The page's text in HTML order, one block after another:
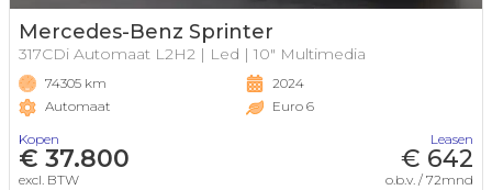
Mercedes-Benz Sprinter
317CDi Automaat L2H2 | Led | 10" Multimedia
74305 km
Automaat
2024
Euro 6
Kopen
€ 37.800
excl. BTW
Leasen
€ 642
o.b.v. / 72mnd